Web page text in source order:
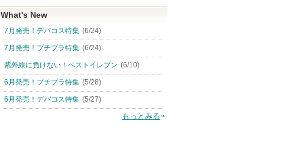
What's New
7月発売！デパコス特集 (6/24)
7月発売！プチプラ特集 (6/24)
紫外線に負けない！ベストイレブン (6/10)
6月発売！プチプラ特集 (5/28)
6月発売！デパコス特集 (5/27)
もっとみる